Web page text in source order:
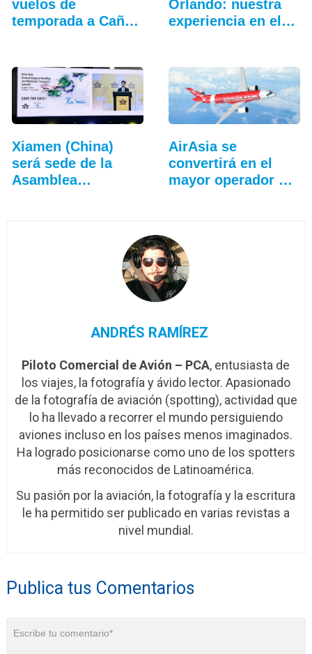
vuelos de
temporada a Caño
Orlando: nuestra
experiencia en el…
Xiamen (China)
será sede de la
Asamblea
AirAsia se
convertirá en el
mayor operador del
ANDRÉS RAMÍREZ
Piloto Comercial de Avión – PCA, entusiasta de
los viajes, la fotografía y ávido lector. Apasionado
de la fotografía de aviación (spotting), actividad que
lo ha llevado a recorrer el mundo persiguiendo
aviones incluso en los países menos imaginados.
Ha logrado posicionarse como uno de los spotters
más reconocidos de Latinoamérica.
Su pasión por la aviación, la fotografía y la escritura
le ha permitido ser publicado en varias revistas a
nivel mundial.
Publica tus Comentarios